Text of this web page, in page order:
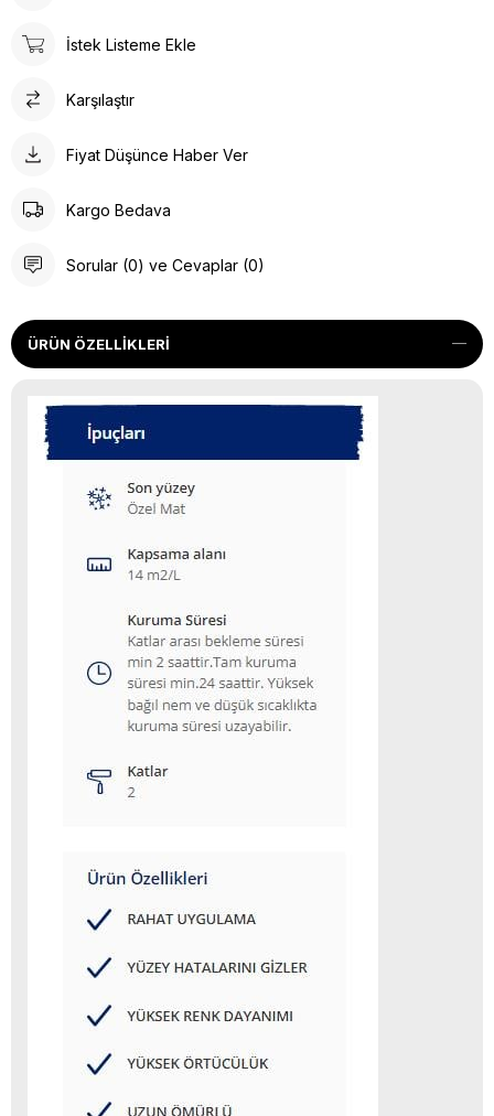
İstek Listeme Ekle
Karşılaştır
Fiyat Düşünce Haber Ver
Kargo Bedava
Sorular (0) ve Cevaplar (0)
ÜRÜN ÖZELLIKLERI